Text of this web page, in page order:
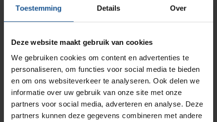
Toestemming Details Over
Deze website maakt gebruik van cookies
We gebruiken cookies om content en advertenties te
personaliseren, om functies voor social media te bieden
en om ons websiteverkeer te analyseren. Ook delen we
informatie over uw gebruik van onze site met onze
partners voor social media, adverteren en analyse. Deze
partners kunnen deze gegevens combineren met andere
Accessoires
RVS geleiders
Branche
Cleanrooms, Laboratoria, Ziekenhuizen en klinieken
Breedte
920
Diepte
680
Branches
Ziekenhuizen en klinieken
Solutions
RVS Werkplekinrichting
Modulaire Inrichtingssystemen
Productlijnen
Medische afvalverpakkingen
Infectiepreventie en hygiëne
Opslagmogelijkheden
Septodry
Metro
Zarges
AP Medical
Ons team
Klantcases
Vacatures